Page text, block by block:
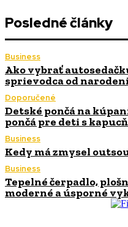
Posledné články
Business
Ako vybrať
sprievodca od
Doporučené
Detské pončá na
pončá pre deti s
Business
Kedy má zmysel
Business
Tepelné čerpadlo,
moderné a úsporné